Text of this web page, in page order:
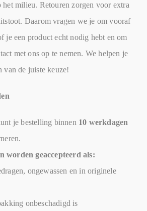
het milieu. Retouren zorgen voor extra
Daarom vragen we je om vooraf
je een product echt nodig hebt en om
met ons op te nemen. We helpen je
van de juiste keuze!
je bestelling binnen 10 werkdagen
worden geaccepteerd als:
ongewassen en in originele
onbeschadigd is